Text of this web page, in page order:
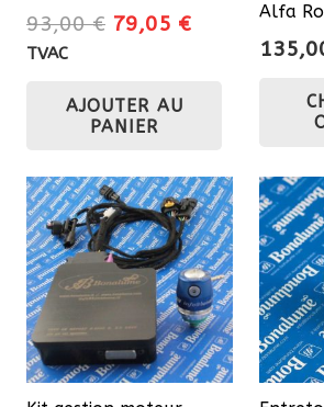
93,00€ Le
était :
93,00 €.
79,05 €Le
TVAC
AJOUTER AU
PANIER
Alfa